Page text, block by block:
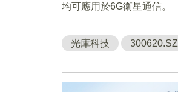
均可應用於6G衛星通信。
光庫科技 300620.SZ